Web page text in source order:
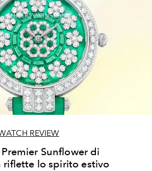
REVIEW
Sunflower di
riflette lo spirito estivo